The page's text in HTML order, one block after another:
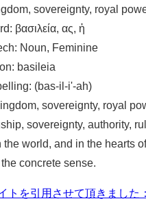
sovereignty, royal
βασιλεία, ας, ἡ
Noun, Feminine
basileia
(bas-il-i'-ah)
sovereignty, royal
sovereignty, authority,
the world, and in the hearts
concrete sense.
トを引用させて頂きました